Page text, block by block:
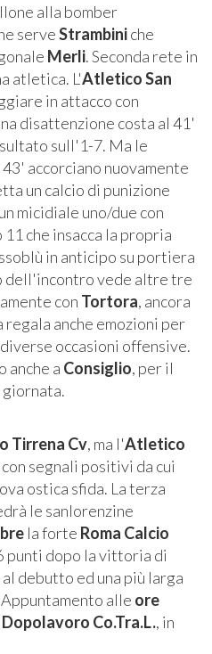
alla bomber
serveStrambiniche
Merli. Seconda rete in
atletica. L'Atletico San
in attacco con
disattenzione costa al 41'
sull'1-7. Ma le
accorciano nuovamente
un calcio di punizione
micidiale uno/due con
che insacca la propria
in anticipo su portiera
dell'incontro vede altre tre
con Tortora, ancora
regala anche emozioni per
occasioni offensive.
anche a Consiglio, per il
Tirrena Cv, ma l'Atletico
segnali positivi da cui
ostica sfida. La terza
le sanlorenzine
la forte Roma Calcio
punti dopo la vittoria di
al debutto ed una più larga
Appuntamento alle ore
Dopolavoro Co.Tra.L., in